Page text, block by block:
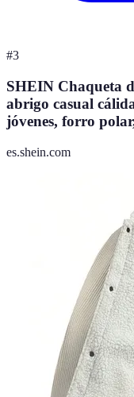
#3
SHEIN Chaqueta
abrigo casual
jóvenes, forro
es.shein.com